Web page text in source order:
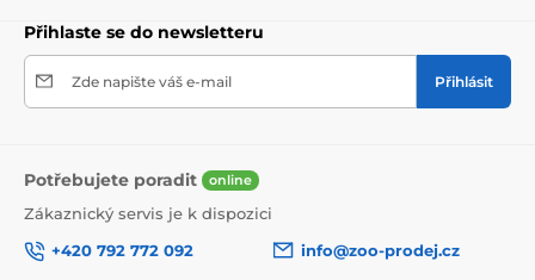
Přihlaste se do newsletteru
Zde napište váš e-mail Přihlásit
Potřebujete poradit online
Zákaznický servis je k dispozici
+420 792 772 092
info@zoo-prodej.cz